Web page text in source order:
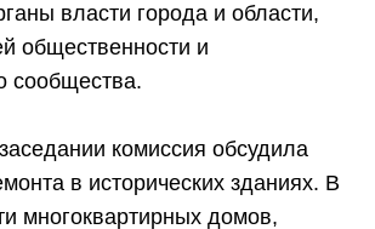
власти города и области,
общественности и
сообщества.
комиссия обсудила
в исторических зданиях. В
многоквартирных домов,